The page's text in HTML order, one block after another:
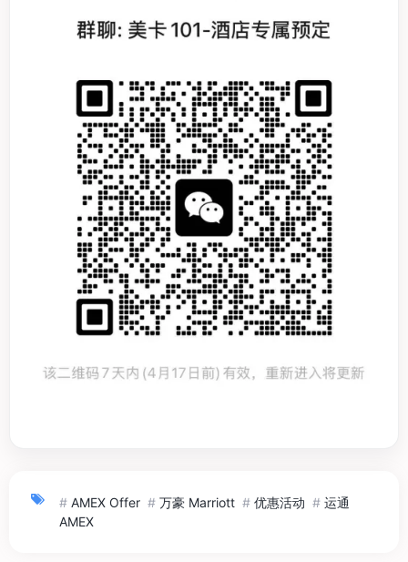
# AMEX Offer # 万豪 Marriott # 优惠活动 # 运通
AMEX